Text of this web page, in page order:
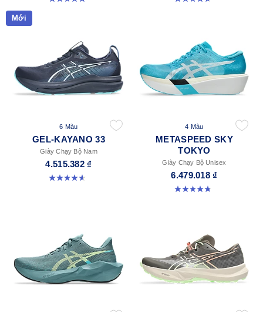
Mới
6 Màu
GEL-KAYANO 33
Giày Chạy Bộ Nam
4.515.382 ₫
4.6 trong số 5 sao. 99 đánh giá
4 Màu
METASPEED SKY
TOKYO
Giày Chạy Bộ Unisex
6.479.018 ₫
4.8 trong số 5 sao. 348 đánh giá